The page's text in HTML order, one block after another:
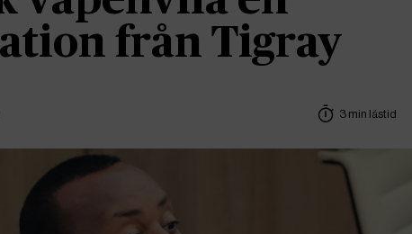
från Tigray
3 min lästid